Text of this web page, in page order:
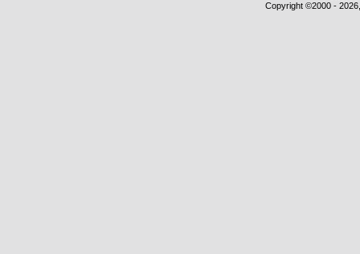
Copyright ©2000 -